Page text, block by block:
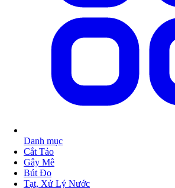
Danh mục
Cắt Tảo
Gây Mê
Bút Đo
Tạt, Xử Lý Nước